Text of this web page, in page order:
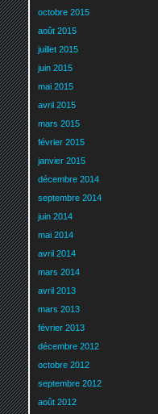
octobre 2015
août 2015
juillet 2015
juin 2015
mai 2015
avril 2015
mars 2015
février 2015
janvier 2015
décembre 2014
septembre 2014
juin 2014
mai 2014
avril 2014
mars 2014
avril 2013
mars 2013
février 2013
décembre 2012
octobre 2012
septembre 2012
août 2012